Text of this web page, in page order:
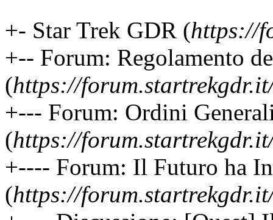
+- Star Trek GDR (https://
+-- Forum: Regolamento
(https://
+--- Forum: Ordini
(https://
+---- Forum: Il Futuro ha
(https://